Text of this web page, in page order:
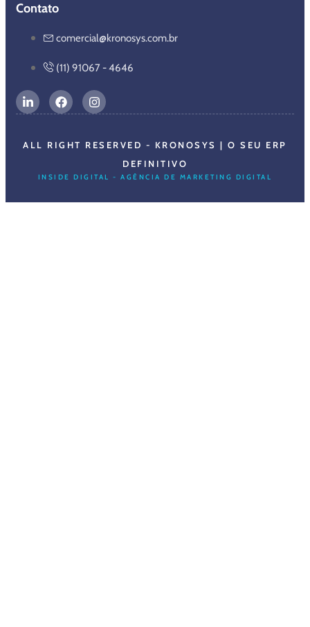
Contato
comercial@kronosys.com.br
(11) 91067 - 4646
ALL RIGHT RESERVED - KRONOSYS | O SEU ERP
DEFINITIVO
INSIDE DIGITAL - AGÊNCIA DE MARKETING DIGITAL